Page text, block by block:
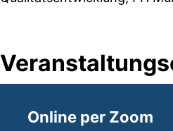
Online per Zoom